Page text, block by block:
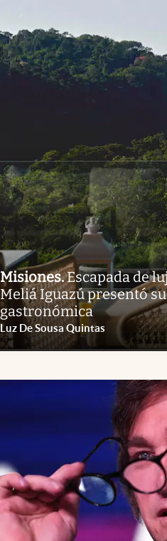
Misiones.Escapada de
Meliá Iguazú presentó
gastronómica
Luz De Sousa Quintas